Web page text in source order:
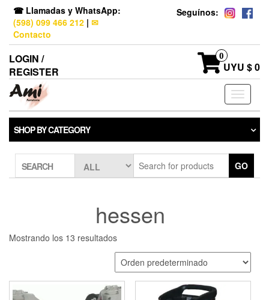
☎ Llamadas y WhatsApp:
(598) 099 466 212 | ✉
Contacto
Seguínos:
LOGIN /
REGISTER
0
UYU $ 0
Toggle
SHOP BY CATEGORY
SEARCH GO
hessen
Mostrando los 13 resultados